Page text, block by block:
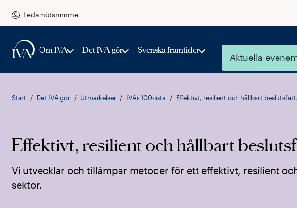
Ledamotsrummet
Om IVA Det IVA gör Svenska framtider
Aktuella
Start Det IVA gör Utmärkelser IVAs 100-lista Effektivt, resilient och hållbart
Effektivt, resilient och hållbart
Vi utvecklar och tillämpar metoder för ett effektivt, resilient
sektor.